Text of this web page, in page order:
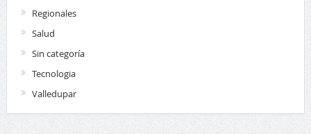
Regionales
Salud
Sin categoría
Tecnologia
Valledupar